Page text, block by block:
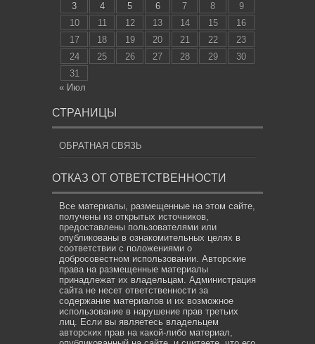
3
4 5 6 7 8
9
10
11 12 13 14 15
16
17
18 19 20 21 22
23
24
25 26 27 28 29
30
31
« Июл
СТРАНИЦЫ
ОБРАТНАЯ СВЯЗЬ
ОТКАЗ ОТ ОТВЕТСТВЕННОСТИ
Все материалы, размещенные на этом сайте,
получены из открытых источников,
предоставлены пользователями или
опубликованы в ознакомительных целях в
соответствии с положениями о
добросовестном использовании. Авторские
права на размещенные материалы
принадлежат их владельцам. Администрация
сайта не несет ответственности за
содержание материалов и их возможное
использование в нарушение прав третьих
лиц. Если вы являетесь владельцем
авторских прав на какой-либо материал,